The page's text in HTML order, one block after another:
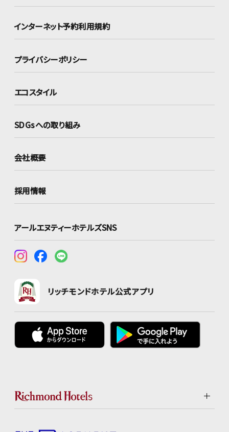
インターネット予約利用規約
プライバシーポリシー
エコスタイル
SDGsへの取り組み
会社概要
採用情報
アールエヌティーホテルズSNS
リッチモンドホテル公式アプリ